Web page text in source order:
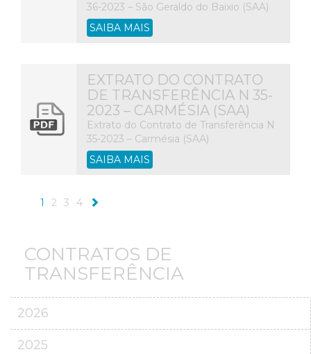
36-2023 – São Geraldo do Baixio (SAA)
SAIBA MAIS
EXTRATO DO CONTRATO
DE TRANSFERÊNCIA N 35-
2023 – CARMÉSIA (SAA)
Extrato do Contrato de Transferência N
35-2023 – Carmésia (SAA)
SAIBA MAIS
1 2 3 4
CONTRATOS DE
TRANSFERÊNCIA
2026
2025